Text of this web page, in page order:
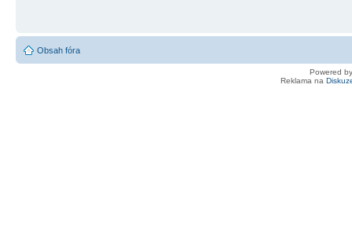
Obsah fóra
Powered
Reklama na